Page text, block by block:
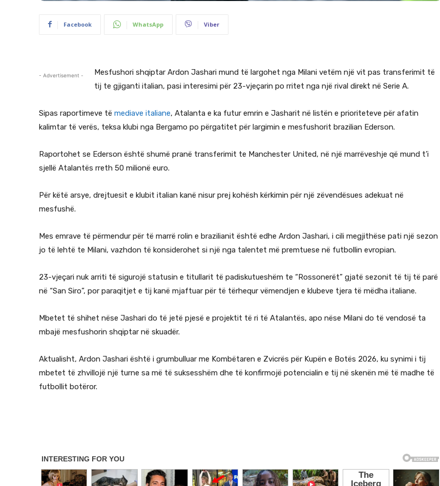
Facebook WhatsApp Viber
- Advertisement -
Mesfushori shqiptar Ardon Jashari mund të largohet nga Milani vetëm një vit pas transferimit të
tij te gjiganti italian, pasi interesimi për 23-vjeçarin po rritet nga një rival direkt në Serie A.
Sipas raportimeve të mediave italiane, Atalanta e ka futur emrin e Jasharit në listën e prioriteteve për afatin
kalimtar të verës, teksa klubi nga Bergamo po përgatitet për largimin e mesfushorit brazilian Ederson.
Raportohet se Ederson është shumë pranë transferimit te Manchester United, në një marrëveshje që mund t’i
sjellë Atalantës rreth 50 milionë euro.
Për këtë arsye, drejtuesit e klubit italian kanë nisur prej kohësh kërkimin për një zëvendësues adekuat në
mesfushë.
Mes emrave të përmendur për të marrë rolin e brazilianit është edhe Ardon Jashari, i cili megjithëse pati një sezon
jo të lehtë te Milani, vazhdon të konsiderohet si një nga talentet më premtuese në futbollin evropian.
23-vjeçari nuk arriti të sigurojë statusin e titullarit të padiskutueshëm te “Rossonerët” gjatë sezonit të tij të parë
në “San Siro”, por paraqitjet e tij kanë mjaftuar për të tërhequr vëmendjen e klubeve tjera të mëdha italiane.
Mbetet të shihet nëse Jashari do të jetë pjesë e projektit të ri të Atalantës, apo nëse Milani do të vendosë ta
mbajë mesfushorin shqiptar në skuadër.
Aktualisht, Ardon Jashari është i grumbulluar me Kombëtaren e Zvicrës për Kupën e Botës 2026, ku synimi i tij
mbetet të zhvillojë një turne sa më të suksesshëm dhe të konfirmojë potencialin e tij në skenën më të madhe të
futbollit botëror.